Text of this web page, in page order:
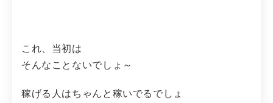
これ、当初は
そんなことないでしょ～
稼げる人はちゃんと稼いでるでしょ